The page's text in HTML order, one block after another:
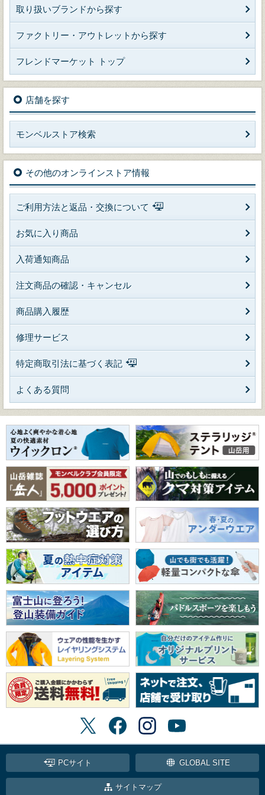
取り扱いブランドから探す
ファクトリー・アウトレットから探す
フレンドマーケット トップ
店舗を探す
モンベルストア検索
その他のオンラインストア情報
ご利用方法と返品・交換について
お気に入り商品
入荷通知商品
注文商品の確認・キャンセル
商品購入履歴
修理サービス
特定商取引法に基づく表記
よくある質問
PCサイト GLOBAL SITE
サイトマップ